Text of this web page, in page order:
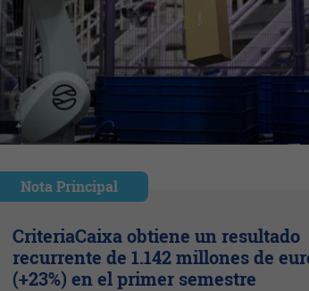
Nota Principal
CriteriaCaixa obtiene un resultado
recurrente de 1.142 millones de
(+23%) en el primer semestre